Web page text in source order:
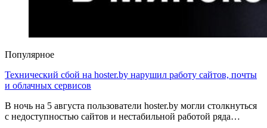
Популярное
Технический сбой на hoster.by нарушил работу сайтов, почты
и облачных сервисов
В ночь на 5 августа пользователи hoster.by могли столкнуться
с недоступностью сайтов и нестабильной работой ряда…